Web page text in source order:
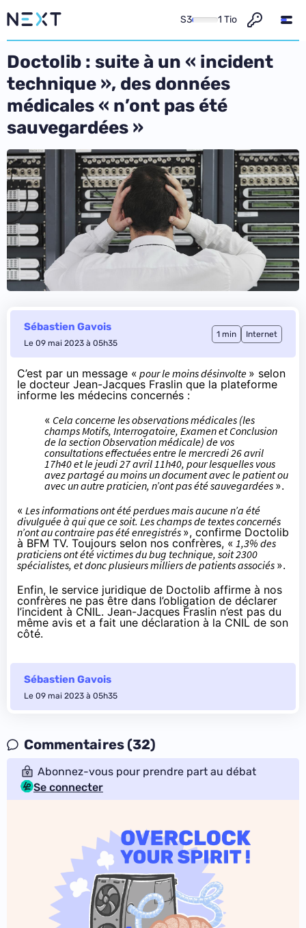
S3 1 Tio
Doctolib : suite à un « incident
technique », des données
médicales « n’ont pas été
sauvegardées »
Sébastien Gavois
Le 09 mai 2023 à 05h35
1 min Internet
C’est par un message « pour le moins désinvolte » selon
le docteur Jean-Jacques Fraslin que la plateforme
informe les médecins concernés :
« Cela concerne les observations médicales (les
champs Motifs, Interrogatoire, Examen et Conclusion
de la section Observation médicale) de vos
consultations effectuées entre le mercredi 26 avril
17h40 et le jeudi 27 avril 11h40, pour lesquelles vous
avez partagé au moins un document avec le patient ou
avec un autre praticien, n’ont pas été sauvegardées ».
« Les informations ont été perdues mais aucune n’a été
divulguée à qui que ce soit. Les champs de textes concernés
n’ont au contraire pas été enregistrés », confirme Doctolib
à BFM TV. Toujours selon nos confrères, « 1,3% des
praticiens ont été victimes du bug technique, soit 2300
spécialistes, et donc plusieurs milliers de patients associés ».
Enfin, le service juridique de Doctolib affirme à nos
confrères ne pas être dans l’obligation de déclarer
l’incident à CNIL. Jean-Jacques Fraslin n’est pas du
même avis et a fait une déclaration à la CNIL de son
côté.
Sébastien Gavois
Le 09 mai 2023 à 05h35
Commentaires (32)
Abonnez-vous pour prendre part au débat
Se connecter